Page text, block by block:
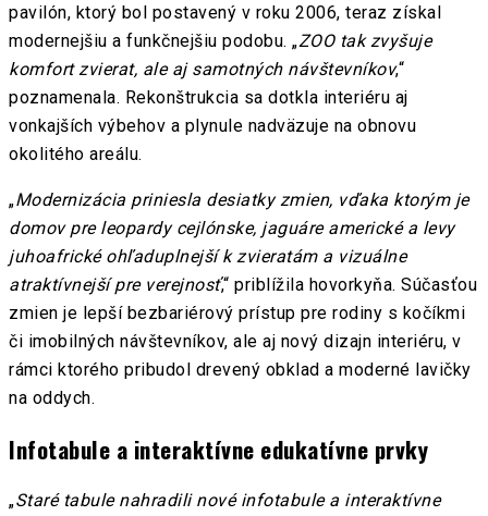
pavilón, ktorý bol postavený v roku 2006, teraz získal
modernejšiu a funkčnejšiu podobu. „ZOO tak zvyšuje
komfort zvierat, ale aj samotných návštevníkov,“
poznamenala. Rekonštrukcia sa dotkla interiéru aj
vonkajších výbehov a plynule nadväzuje na obnovu
okolitého areálu.
„Modernizácia priniesla desiatky zmien, vďaka ktorým je
domov pre leopardy cejlónske, jaguáre americké a levy
juhoafrické ohľaduplnejší k zvieratám a vizuálne
atraktívnejší pre verejnosť,“ priblížila hovorkyňa. Súčasťou
zmien je lepší bezbariérový prístup pre rodiny s kočíkmi
či imobilných návštevníkov, ale aj nový dizajn interiéru, v
rámci ktorého pribudol drevený obklad a moderné lavičky
na oddych.
Infotabule a interaktívne edukatívne prvky
„Staré tabule nahradili nové infotabule a interaktívne